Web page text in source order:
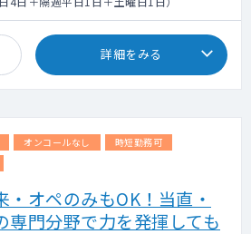
手術実績＞
工関節手術：1,300件程度/年（膝が6.7
割、股が3.4割程度）
節鏡手術：400件程度/年
の手術：600件程度/年
詳細をみる
オンコールなし
時短勤務可
・オペのみもOK！当直・
専門分野で力を発揮しても